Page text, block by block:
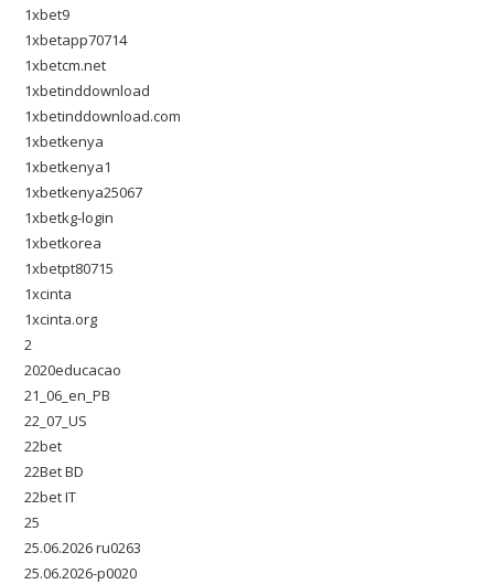
1xbet9
1xbetapp70714
1xbetcm.net
1xbetinddownload
1xbetinddownload.com
1xbetkenya
1xbetkenya1
1xbetkenya25067
1xbetkg-login
1xbetkorea
1xbetpt80715
1xcinta
1xcinta.org
2
2020educacao
21_06_en_PB
22_07_US
22bet
22Bet BD
22bet IT
25
25.06.2026 ru0263
25.06.2026-p0020